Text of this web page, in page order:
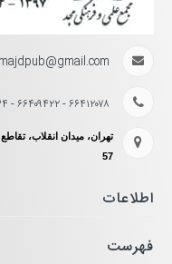
majdpub@gmail.com
۶۶۴۱۲۰۷۸ - ۶۶۴۰۹۴۲۲ - ۶۶۴۹۵۰۳۴
تهران، میدان انقلاب،
57
اطلاعات
فهرست